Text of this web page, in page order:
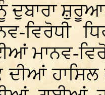
ਦੁਬਾਰਾ
ਵਿਰੋਧੀ
ਮਾਨਵ-
ਦੀਆਂ